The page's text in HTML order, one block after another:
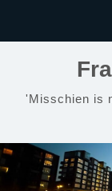
'Misschien is